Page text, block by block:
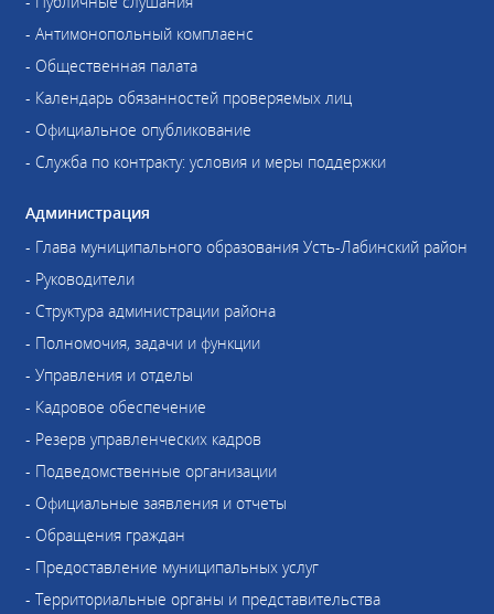
- Антимонопольный комплаенс
- Общественная палата
- Календарь обязанностей проверяемых лиц
- Официальное опубликование
- Служба по контракту: условия и меры поддержки
Администрация
- Глава муниципального образования Усть-Лабинский район
- Руководители
- Структура администрации района
- Полномочия, задачи и функции
- Управления и отделы
- Кадровое обеспечение
- Резерв управленческих кадров
- Подведомственные организации
- Официальные заявления и отчеты
- Обращения граждан
- Предоставление муниципальных услуг
- Территориальные органы и представительства